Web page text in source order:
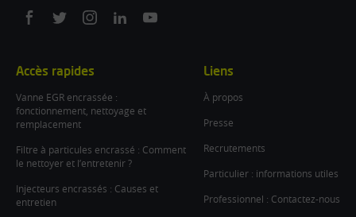
On
On
On
On
On
Accès rapides
Vanne EGR encrassée :
fonctionnement, nettoyage et
remplacement
Filtre à particules encrassé : Comment
le nettoyer et l’entretenir ?
Injecteurs encrassés : Causes et
entretien
Liens
À propos
Presse
Recrutements
Particulier : informations utiles
Professionnel : Contactez-nous